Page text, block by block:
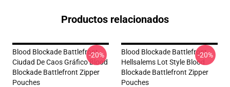
Productos relacionados
Blood Blockade Battlefront
Ciudad De Caos Gráfico Blood
Blockade Battlefront Zipper
Pouches
-20%
Blood Blockade Battlefront
Hellsalems Lot Style Blood
Blockade Battlefront Zipper
Pouches
-20%